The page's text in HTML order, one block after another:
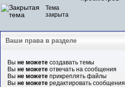
Тема
закрыта
Ваши права в разделе
Вы не можетесоздавать темы
Вы не можетеотвечать на сообщения
Вы не можетеприкреплять файлы
Вы не можетередактировать сообщения